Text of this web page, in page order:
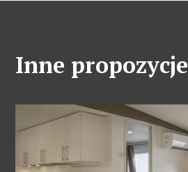
Inne propozycje